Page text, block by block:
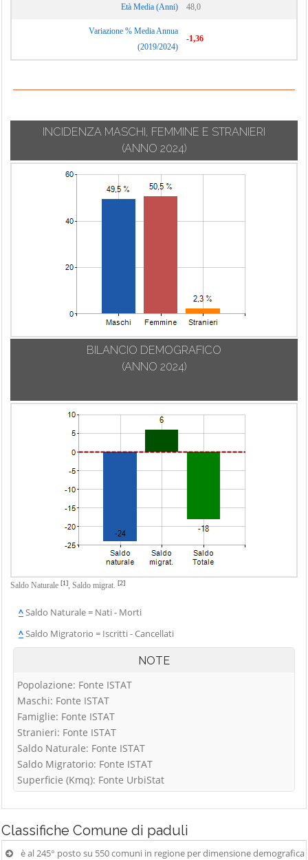
Età Media (Anni) 48,0
Variazione % Media Annua
(2019/2024)
-1,36
INCIDENZA MASCHI, FEMMINE E STRANIERI
(ANNO 2024)
BILANCIO DEMOGRAFICO
(ANNO 2024)
Saldo Naturale [1], Saldo migrat. [2]
^Saldo Naturale = Nati - Morti
^Saldo Migratorio = Iscritti - Cancellati
NOTE
Popolazione: Fonte ISTAT
Maschi: Fonte ISTAT
Famiglie: Fonte ISTAT
Stranieri: Fonte ISTAT
Saldo Naturale: Fonte ISTAT
Saldo Migratorio: Fonte ISTAT
Superficie (Kmq): Fonte UrbiStat
Classifiche Comune di paduli
è al 245° posto su 550 comuni in regione per dimensione demografica